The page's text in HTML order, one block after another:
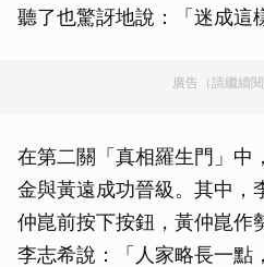
聽了也驚訝地說：「迷成這
廣告（請繼續閱
在第二關「真相羅生門」中
金與黃遠成功晉級。其中，
仲崑前按下按鈕，黃仲崑作
李志希說：「人家略長一點